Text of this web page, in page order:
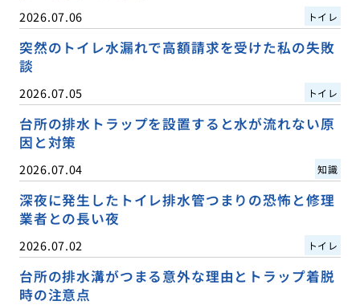
2026.07.06 トイレ
突然のトイレ水漏れで高額請求を受けた私の失敗
談
2026.07.05 トイレ
台所の排水トラップを設置すると水が流れない原
因と対策
2026.07.04 知識
深夜に発生したトイレ排水管つまりの恐怖と修理
業者との長い夜
2026.07.02 トイレ
台所の排水溝がつまる意外な理由とトラップ着脱
時の注意点